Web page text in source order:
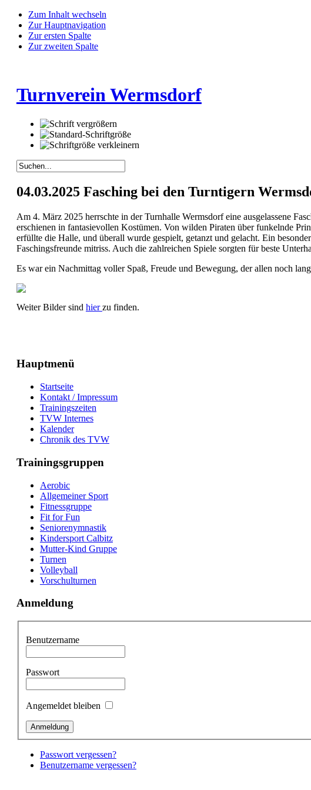
Zum Inhalt wechseln
Zur Hauptnavigation
Zur ersten Spalte
Zur zweiten Spalte
Turnverein Wermsdorf
04.03.2025 Fasching bei den Turntigern
Am 4. März 2025 herrschte in der Turnhalle Wermsdorf eine ausgelassene
erschienen in fantasievollen Kostümen. Von wilden Piraten über funkelnde
erfüllte die Halle, und überall wurde gespielt, getanzt und gelacht. Ein
Faschingsfreunde mitriss. Auch die zahlreichen Spiele sorgten für beste
Es war ein Nachmittag voller Spaß, Freude und Bewegung, der allen noch
Weiter Bilder sind hierzu finden.
Hauptmenü
Startseite
Kontakt / Impressum
Trainingszeiten
TVW Internes
Kalender
Chronik des TVW
Trainingsgruppen
Aerobic
Allgemeiner Sport
Fitnessgruppe
Fit for Fun
Seniorenymnastik
Kindersport Calbitz
Mutter-Kind Gruppe
Turnen
Volleyball
Vorschulturnen
Anmeldung
Benutzername
Passwort
Angemeldet bleiben
Passwort vergessen?
Benutzername vergessen?